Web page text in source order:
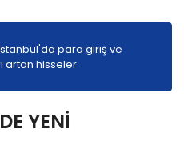
para giriş ve
artan hisseler
YENİ